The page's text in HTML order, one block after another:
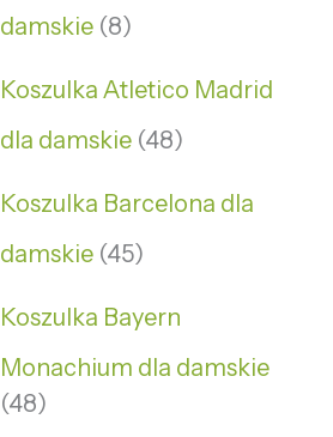
damskie 8
Koszulka Atletico Madrid
dla damskie 48
Koszulka Barcelona dla
damskie 45
Koszulka Bayern
Monachium dla damskie
48